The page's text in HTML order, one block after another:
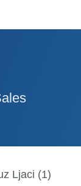
Ljaci